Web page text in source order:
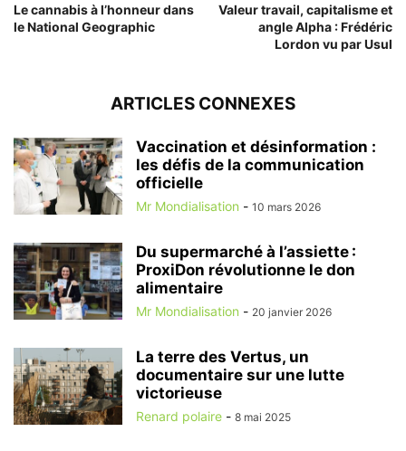
Le cannabis à l’honneur dans
le National Geographic
Valeur travail, capitalisme et
angle Alpha : Frédéric
Lordon vu par Usul
ARTICLES CONNEXES
Vaccination et désinformation :
les défis de la communication
officielle
Mr Mondialisation - 10 mars 2026
Du supermarché à l’assiette :
ProxiDon révolutionne le don
alimentaire
Mr Mondialisation - 20 janvier 2026
La terre des Vertus, un
documentaire sur une lutte
victorieuse
Renard polaire - 8 mai 2025